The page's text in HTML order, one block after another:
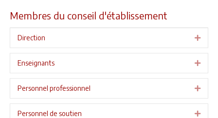
Membres du conseil d'établissement
Direction
Enseignants
Personnel professionnel
Personnel de soutien